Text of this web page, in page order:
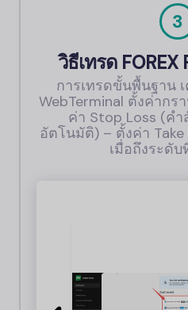
3
วิธีเทรด FOREX
การเทรดขั้นพื้นฐาน
WebTerminal ตั้งค่ากร
ค่า Stop Loss (ค
อัตโนมัติ) – ตั้งค่า
เมื่อถึงระดั